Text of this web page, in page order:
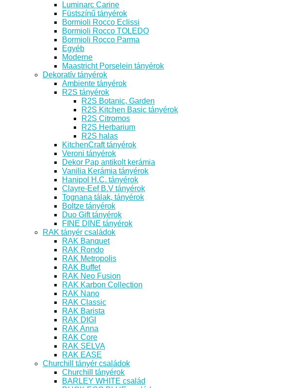
Luminarc Carine
Füstszínű tányérok
Bormioli Rocco Eclissi
Bormioli Rocco TOLEDO
Bormioli Rocco Parma
Egyéb
Moderne
Maastricht Porselein tányérok
Dekoratív tányérok
Ambiente tányérok
R2S tányérok
R2S Botanic, Garden
R2S Kitchen Basic tányérok
R2S Citromos
R2S Herbarium
R2S halas
KitchenCraft tányérok
Veroni tányérok
Dekor Pap antikolt kerámia
Vanilia Kerámia tányérok
Hanipol H.C. tányérok
Clayre-Eef B.V tányérok
Tognana tálak, tányérok
Boltze tányérok
Duo Gift tányérok
FINE DINE tányérok
RAK tányér családok
RAK Banquet
RAK Rondo
RAK Metropolis
RAK Buffet
RAK Neo Fusion
RAK Karbon Collection
RAK Nano
RAK Classic
RAK Barista
RAK DIGI
RAK Anna
RAK Core
RAK SELVA
RAK EASE
Churchill tányér családok
Churchill tányérok
BARLEY WHITE család